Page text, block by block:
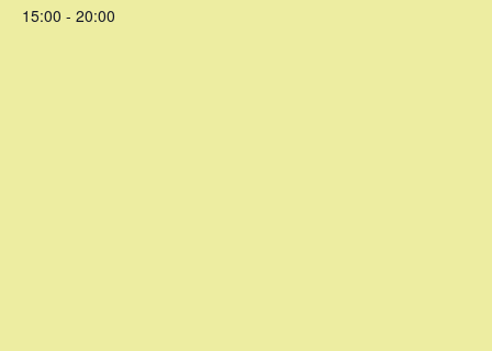
15:00 - 20:00